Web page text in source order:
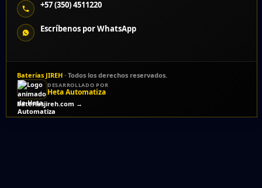
+57 (350) 4511220
Escríbenos por WhatsApp
Baterías JIREH · Todos los derechos reservados.
DESARROLLADO POR
Heta Automatiza
bateriasjireh.com →